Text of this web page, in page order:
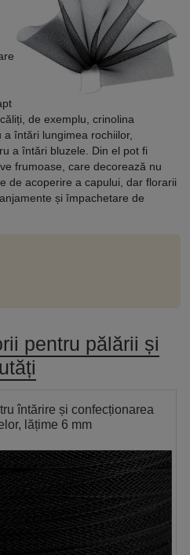
de exemplu, crinolina
întări lungimea rochiilor,
a întări bluzele. Din el pot fi
frumoase, care decorează nu
de acoperire a capului, dar florarii
și împachetare de
pentru pălării și
întărire și confecționarea
lățime 6 mm